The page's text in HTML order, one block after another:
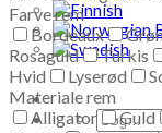
Søg
Farve rem
Bordeaux
Rosaguld
Turkis
Hvid
Lyserød
Materiale rem
Alligator
Guld